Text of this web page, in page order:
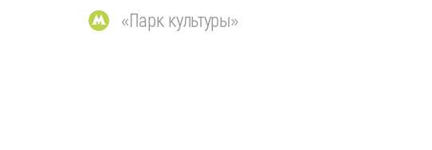
«Парк культуры»